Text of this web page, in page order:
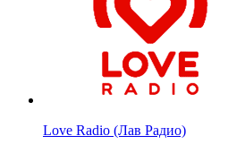
Love Radio (Лав Радио)